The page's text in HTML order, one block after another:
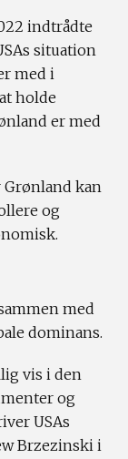
indtrådte
situation
med i
holde
er med
Grønland kan
og
med
dominans.
vis i den
og
USAs
Brzezinski i